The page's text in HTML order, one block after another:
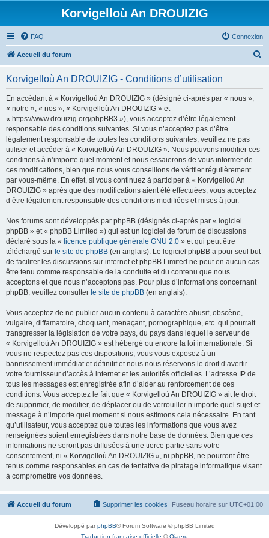
Korvigelloù An DROUIZIG
FAQ Connexion
Accueil du forum
Korvigelloù An DROUIZIG - Conditions d’utilisation
En accédant à « Korvigelloù An DROUIZIG » (désigné ci-après par « nous »,
« notre », « nos », « Korvigelloù An DROUIZIG » et
« https://www.drouizig.org/phpBB3 »), vous acceptez d’être légalement
responsable des conditions suivantes. Si vous n’acceptez pas d’être
légalement responsable de toutes les conditions suivantes, veuillez ne pas
utiliser et accéder à « Korvigelloù An DROUIZIG ». Nous pouvons modifier ces
conditions à n’importe quel moment et nous essaierons de vous informer de
ces modifications, bien que nous vous conseillons de vérifier régulièrement
par vous-même. En effet, si vous continuez à participer à « Korvigelloù An
DROUIZIG » après que des modifications aient été effectuées, vous acceptez
d’être légalement responsable des conditions modifiées et mises à jour.
Nos forums sont développés par phpBB (désignés ci-après par « logiciel
phpBB » et « phpBB Limited ») qui est un logiciel de forum de discussions
déclaré sous la « licence publique générale GNU 2.0 » et qui peut être
téléchargé sur le site de phpBB (en anglais). Le logiciel phpBB a pour seul but
de faciliter les discussions sur internet et phpBB Limited ne peut en aucun cas
être tenu comme responsable de la conduite et du contenu que nous
acceptons et que nous n’acceptons pas. Pour plus d’informations concernant
phpBB, veuillez consulter le site de phpBB (en anglais).
Vous acceptez de ne publier aucun contenu à caractère abusif, obscène,
vulgaire, diffamatoire, choquant, menaçant, pornographique, etc. qui pourrait
transgresser la législation de votre pays, du pays dans lequel le serveur de
« Korvigelloù An DROUIZIG » est hébergé ou encore la loi internationale. Si
vous ne respectez pas ces dispositions, vous vous exposez à un
bannissement immédiat et définitif et nous nous réservons le droit d’avertir
votre fournisseur d’accès à internet et les autorités officielles. L’adresse IP de
tous les messages est enregistrée afin d’aider au renforcement de ces
conditions. Vous acceptez le fait que « Korvigelloù An DROUIZIG » ait le droit
de supprimer, de modifier, de déplacer ou de verrouiller n’importe quel sujet et
message à n’importe quel moment si nous estimons cela nécessaire. En tant
qu’utilisateur, vous acceptez que toutes les informations que vous avez
renseignées soient enregistrées dans notre base de données. Bien que ces
informations ne seront pas diffusées à une tierce partie sans votre
consentement, ni « Korvigelloù An DROUIZIG », ni phpBB, ne pourront être
tenus comme responsables en cas de tentative de piratage informatique visant
à compromettre vos données.
Accueil du forum Fuseau horaire sur UTC+01:00
Supprimer les cookies
Développé parphpBB® Forum Software © phpBB Limited
Traduction française officielle ©Qiaeru